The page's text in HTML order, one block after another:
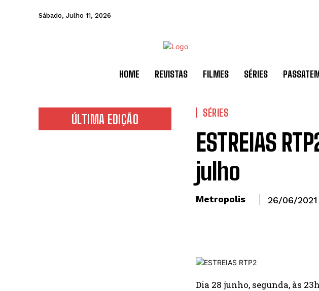
Sábado, Julho 11, 2026
HOME REVISTAS FILMES SÉRIES
ÚLTIMA EDIÇÃO SÉRIES
ESTREIAS
julho
Metropolis 26/06/2021
Dia 28 junho, segunda, às